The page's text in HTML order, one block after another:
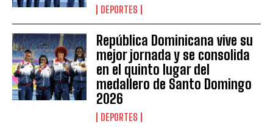
DEPORTES
República Dominicana vive su
mejor jornada y se consolida
en el quinto lugar del
medallero de Santo Domingo
2026
DEPORTES